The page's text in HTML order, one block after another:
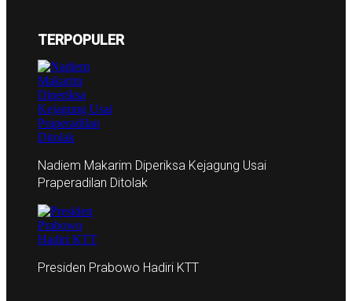
TERPOPULER
Nadiem Makarim Diperiksa Kejagung Usai
Praperadilan Ditolak
Presiden Prabowo Hadiri KTT